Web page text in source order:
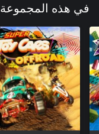
في هذه المجموعة